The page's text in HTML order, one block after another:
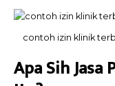
contoh izin klinik
Apa Sih